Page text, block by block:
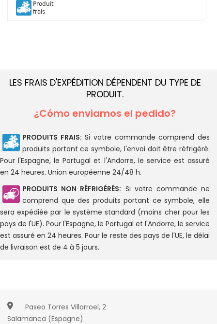
Produit
frais
LES FRAIS D'EXPÉDITION DÉPENDENT DU TYPE DE
PRODUIT.
¿Cómo enviamos el pedido?
PRODUITS FRAIS: Si votre commande comprend des
produits portant ce symbole, l'envoi doit être réfrigéré.
Pour l'Espagne, le Portugal et l'Andorre, le service est assuré
en 24 heures. Union européenne 24/48 h.
PRODUITS NON RÉFRIGÉRÉS: Si votre commande ne
comprend que des produits portant ce symbole, elle
sera expédiée par le système standard (moins cher pour les
pays de l'UE). Pour l'Espagne, le Portugal et l'Andorre, le service
est assuré en 24 heures. Pour le reste des pays de l'UE, le délai
de livraison est de 4 à 5 jours.
Paseo Torres Villarroel, 2
Salamanca (Espagne)